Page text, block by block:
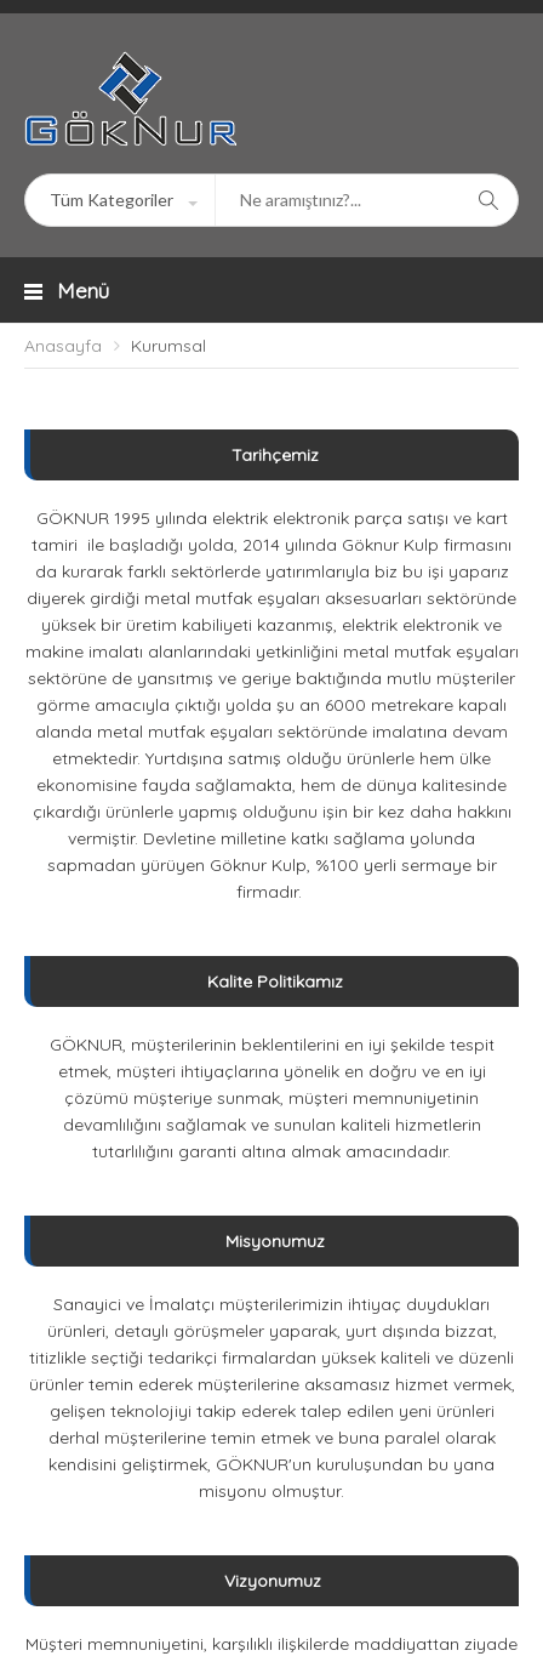
Menü
Anasayfa Kurumsal
Tarihçemiz
GÖKNUR 1995 yılında elektrik elektronik parça satışı ve kart
tamiri ile başladığı yolda, 2014 yılında Göknur Kulp firmasını
da kurarak farklı sektörlerde yatırımlarıyla biz bu işi yaparız
diyerek girdiği metal mutfak eşyaları aksesuarları sektöründe
yüksek bir üretim kabiliyeti kazanmış, elektrik elektronik ve
makine imalatı alanlarındaki yetkinliğini metal mutfak eşyaları
sektörüne de yansıtmış ve geriye baktığında mutlu müşteriler
görme amacıyla çıktığı yolda şu an 6000 metrekare kapalı
alanda metal mutfak eşyaları sektöründe imalatına devam
etmektedir. Yurtdışına satmış olduğu ürünlerle hem ülke
ekonomisine fayda sağlamakta, hem de dünya kalitesinde
çıkardığı ürünlerle yapmış olduğunu işin bir kez daha hakkını
vermiştir. Devletine milletine katkı sağlama yolunda
sapmadan yürüyen Göknur Kulp, %100 yerli sermaye bir
firmadır.
Kalite Politikamız
GÖKNUR, müşterilerinin beklentilerini en iyi şekilde tespit
etmek, müşteri ihtiyaçlarına yönelik en doğru ve en iyi
çözümü müşteriye sunmak, müşteri memnuniyetinin
devamlılığını sağlamak ve sunulan kaliteli hizmetlerin
tutarlılığını garanti altına almak amacındadır.
Misyonumuz
Sanayici ve İmalatçı müşterilerimizin ihtiyaç duydukları
ürünleri, detaylı görüşmeler yaparak, yurt dışında bizzat,
titizlikle seçtiği tedarikçi firmalardan yüksek kaliteli ve düzenli
ürünler temin ederek müşterilerine aksamasız hizmet vermek,
gelişen teknolojiyi takip ederek talep edilen yeni ürünleri
derhal müşterilerine temin etmek ve buna paralel olarak
kendisini geliştirmek, GÖKNUR'un kuruluşundan bu yana
misyonu olmuştur.
Vizyonumuz
Müşteri memnuniyetini, karşılıklı ilişkilerde maddiyattan ziyade